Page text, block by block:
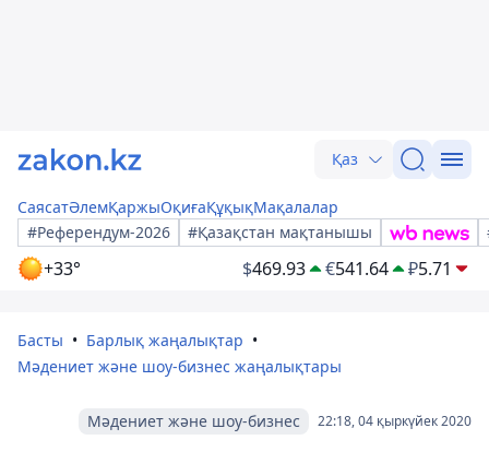
Қаз
СаясатӘлемҚаржыОқиғаҚұқықМақалалар
#Референдум-2026
#Қазақстан мақтанышы
+33° $469.93 €541.64 ₽5.71
Басты
Барлық жаңалықтар
Мәдениет және шоу-бизнес жаңалықтары
22:18, 04 қыркүйек 2020
Мәдениет және шоу-бизнес